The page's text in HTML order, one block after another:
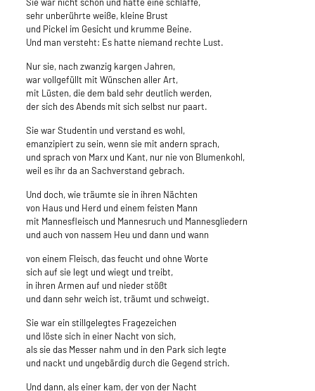
sehr unberührte weiße, kleine Brust
und Pickel im Gesicht und krumme Beine.
Und man versteht: Es hatte niemand rechte Lust.
Nur sie, nach zwanzig kargen Jahren,
war vollgefüllt mit Wünschen aller Art,
mit Lüsten, die dem bald sehr deutlich werden,
der sich des Abends mit sich selbst nur paart.
Sie war Studentin und verstand es wohl,
emanzipiert zu sein, wenn sie mit andern sprach,
und sprach von Marx und Kant, nur nie von Blumenkohl,
weil es ihr da an Sachverstand gebrach.
Und doch, wie träumte sie in ihren Nächten
von Haus und Herd und einem feisten Mann
mit Mannesfleisch und Mannesruch und Mannesgliedern
und auch von nassem Heu und dann und wann
von einem Fleisch, das feucht und ohne Worte
sich auf sie legt und wiegt und treibt,
in ihren Armen auf und nieder stößt
und dann sehr weich ist, träumt und schweigt.
Sie war ein stillgelegtes Fragezeichen
und löste sich in einer Nacht von sich,
als sie das Messer nahm und in den Park sich legte
und nackt und ungebärdig durch die Gegend strich.
Und dann, als einer kam, der von der Nacht